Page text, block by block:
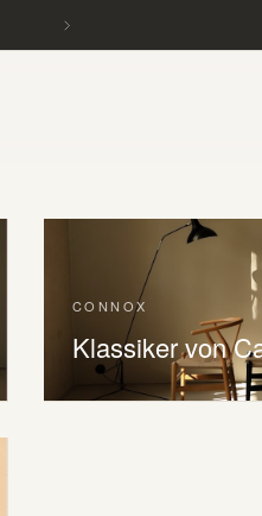
CONNOX
Klassiker von